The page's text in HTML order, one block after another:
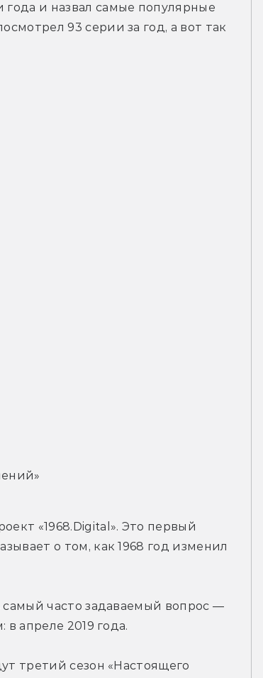
и назвал самые популярные
93 серии за год, а вот так
«1968.Digital». Это первый
о том, как 1968 год изменил
самый часто задаваемый вопрос —
апреле 2019 года.
третий сезон «Настоящего